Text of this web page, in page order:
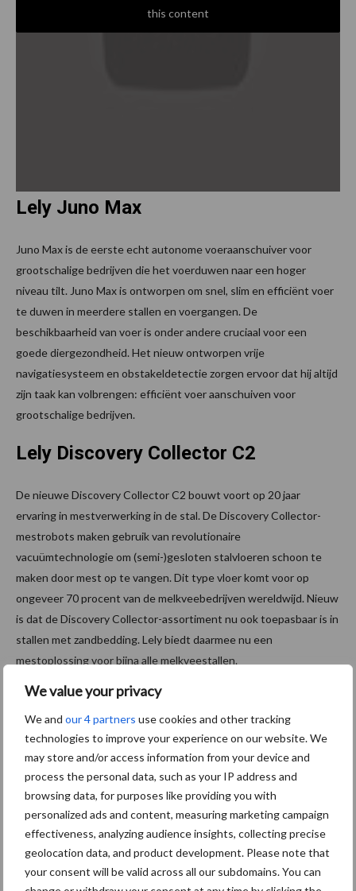
We value your privacy
We and our 4 partners use cookies and other tracking
technologies to improve your experience on our website. We
may store and/or access information from your device and
process the personal data, such as your IP address and
browsing data, for purposes like providing you with
personalized ads and content, measuring marketing campaign
effectiveness, analyzing audience insights, collecting precise
geolocation data, and product development. Please note that
your consent will be valid across all our subdomains. You can
this content
Lely Juno Max
Juno Max is de eerste echt autonome voeraanschuiver voor
grootschalige bedrijven die het voerduwen naar een hoger
niveau tilt. Juno Max is ontworpen om snel, slim en efficiënt voer
te duwen in meerdere stallen en voergangen. De
beschikbaarheid van voer is onder andere cruciaal voor een
goede diergezondheid. Het nieuw ontworpen vrije
navigatiesysteem en obstakeldetectie zorgen ervoor dat hij altijd
zijn taak kan volbrengen: efficiënt voer aanschuiven voor
grootschalige bedrijven.
Lely Discovery Collector C2
De nieuwe Discovery Collector C2 bouwt voort op 20 jaar
ervaring in mestverwerking in de stal. De Discovery Collector-
mestrobots maken gebruik van revolutionaire
vacuümtechnologie om (semi-)gesloten stalvloeren schoon te
maken door mest op te vangen. Dit type vloer komt voor op
ongeveer 70 procent van de melkveebedrijven wereldwijd. Nieuw
is dat de Discovery Collector-assortiment nu ook toepasbaar is in
stallen met zandbedding. Lely biedt daarmee nu een
mestoplossing voor bijna alle melkveestallen.
Please accept functioneel, advertenties cookies to access
this content